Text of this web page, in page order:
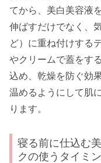
てから、美白美容液
伸ばすだけでなく、
ど）に重ね付けする
やクリームで蓋をす
込め、乾燥を防ぐ効
温めるようにして肌
ります。
寝る前に仕込む
クの使うタイミ